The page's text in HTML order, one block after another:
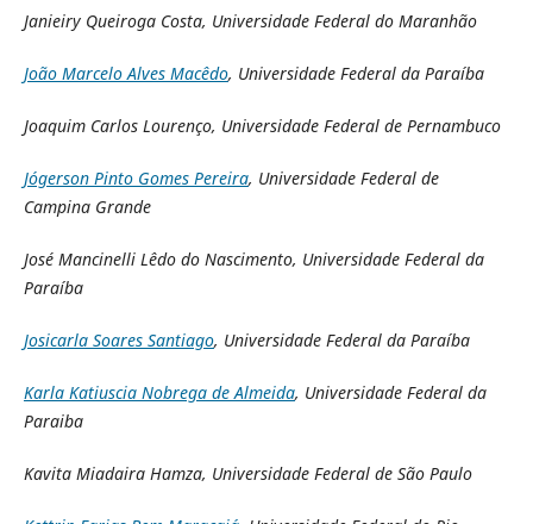
Janieiry Queiroga Costa, Universidade Federal do Maranhão
João Marcelo Alves Macêdo, Universidade Federal da Paraíba
Joaquim Carlos Lourenço, Universidade Federal de Pernambuco
Jógerson Pinto Gomes Pereira, Universidade Federal de
Campina Grande
José Mancinelli Lêdo do Nascimento, Universidade Federal da
Paraíba
Josicarla Soares Santiago, Universidade Federal da Paraíba
Karla Katiuscia Nobrega de Almeida, Universidade Federal da
Paraiba
Kavita Miadaira Hamza, Universidade Federal de São Paulo